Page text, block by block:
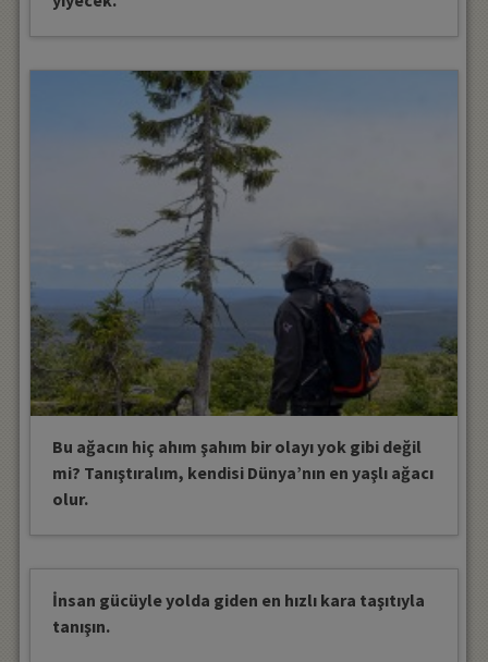
Bu ağacın hiç ahım şahım bir olayı yok gibi değil
mi? Tanıştıralım, kendisi Dünya’nın en yaşlı ağacı
olur.
İnsan gücüyle yolda giden en hızlı kara taşıtıyla
tanışın.